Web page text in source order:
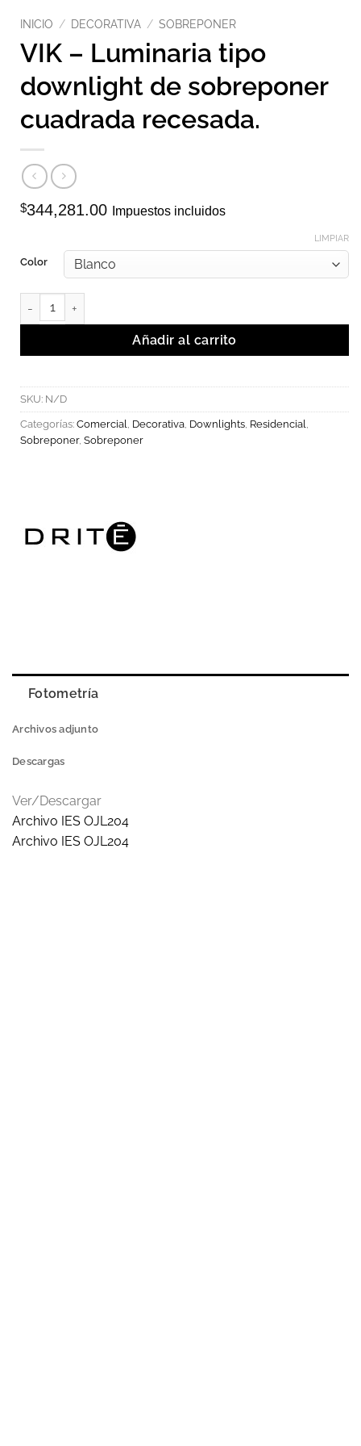
INICIO / DECORATIVA / SOBREPONER
VIK – Luminaria tipo
downlight de sobreponer
cuadrada recesada.
$344,281.00 Impuestos incluidos
Color
LIMPIAR
VIK - Luminaria tipo downlight de sobreponer cuadrada
Añadir al carrito
SKU: N/D
Categorías: Comercial, Decorativa, Downlights, Residencial,
Sobreponer, Sobreponer
Fotometría
Archivos adjunto
Descargas
Ver/Descargar
Archivo IES OJL204
Archivo IES OJL204